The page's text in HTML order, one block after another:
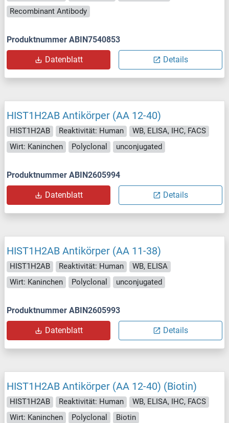
Recombinant Antibody
Produktnummer ABIN7540853
Datenblatt Details
HIST1H2AB Antikörper (AA 12-40)
HIST1H2AB Reaktivität: Human
WB, ELISA, IHC, FACS
Wirt: Kaninchen
Polyclonal unconjugated
Produktnummer ABIN2605994
Datenblatt Details
HIST1H2AB Antikörper (AA 11-38)
HIST1H2AB Reaktivität: Human
WB, ELISA
Wirt: Kaninchen
Polyclonal unconjugated
Produktnummer ABIN2605993
Datenblatt Details
HIST1H2AB Antikörper (AA 12-40) (Biotin)
HIST1H2AB Reaktivität: Human
WB, ELISA, IHC, FACS
Wirt: Kaninchen
Polyclonal Biotin